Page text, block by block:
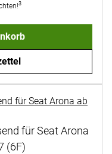
3
für Seat Arona
(6F)